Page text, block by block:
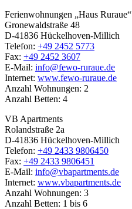
Ferienwohnungen „Haus Ruraue“
Gronewaldstraße 48
D-41836 Hückelhoven-Millich
Telefon: +49 2452 5773
Fax: +49 2452 3607
E-Mail: info@fewo-ruraue.de
Internet: www.fewo-ruraue.de
Anzahl Wohnungen: 2
Anzahl Betten: 4
VB Apartments
Rolandstraße 2a
D-41836 Hückelhoven-Millich
Telefon: +49 2433 9806450
Fax: +49 2433 9806451
E-Mail: info@vbapartments.de
Internet: www.vbapartments.de
Anzahl Wohnungen: 3
Anzahl Betten: 1 bis 6